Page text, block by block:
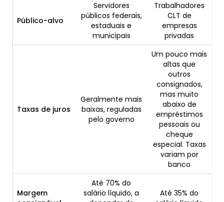
Público-alvo
Servidores
públicos federais,
estaduais e
municipais
Trabalhadores
CLT de
empresas
privadas
Taxas de juros
Geralmente mais
baixas, reguladas
pelo governo
Um pouco mais
altas que
outros
consignados,
mas muito
abaixo de
empréstimos
pessoais ou
cheque
especial. Taxas
variam por
banco
Margem
Até 70% do
salário líquido, a
Até 35% do